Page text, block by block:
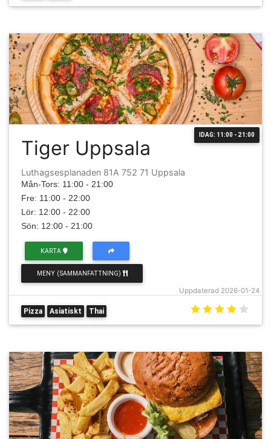
IDAG: 11:00 - 21:00
Tiger Uppsala
Luthagsesplanaden 81A 752 71 Uppsala
Mån-Tors: 11:00 - 21:00
Fre: 11:00 - 22:00
Lör: 12:00 - 22:00
Sön: 12:00 - 21:00
Uppdaterad 2026-01-24
KARTA
MENY (SAMMANFATTNING)
Pizza Asiatiskt Thai